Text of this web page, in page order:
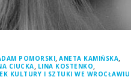
POMORSKI, ANETA KAMIŃSKA,
CIUCKA, LINA KOSTENKO,
KULTURY I SZTUKI WE WROCŁAWIU